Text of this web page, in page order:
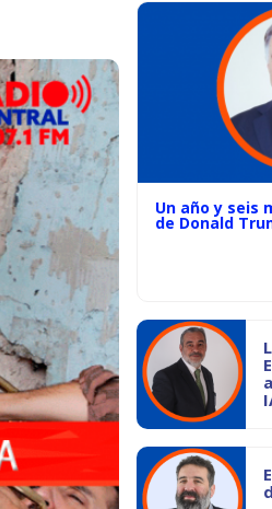
Un año y seis
de Donald